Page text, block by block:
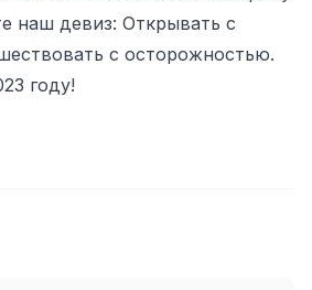
наш девиз: Открывать с
с осторожностью.
году!